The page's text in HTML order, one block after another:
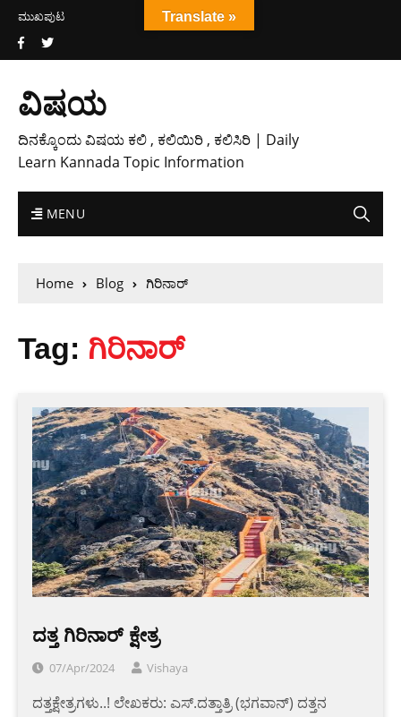
ಮುಖಪುಟ
ವಿಷಯ
ದಿನಕ್ಕೊಂದು ವಿಷಯ ಕಲಿ , ಕಲಿಯಿರಿ , ಕಲಿಸಿರಿ | Daily
Learn Kannada Topic Information
MENU
Home Blog ಗಿರಿನಾರ್
Tag: ಗಿರಿನಾರ್
ದತ್ತ ಗಿರಿನಾರ್ ಕ್ಷೇತ್ರ
07/Apr/2024 Vishaya
ದತ್ತಕ್ಷೇತ್ರಗಳು..! ಲೇಖಕರು: ಎಸ್.ದತ್ತಾತ್ರಿ (ಭಗವಾನ್) ದತ್ತನ
Translate »